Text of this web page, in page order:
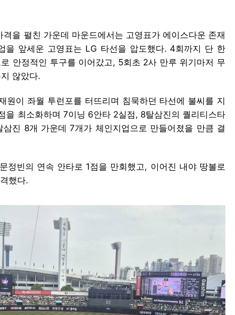
을 펼친 가운데 마운드에서는 고영표가 에이스다운 존재
을 앞세운 고영표는 LG 타선을 압도했다. 4회까지 단 한
안정적인 투구를 이어갔고, 5회초 2사 만루 위기마저 무
않았다.
원이 좌월 투런포를 터뜨리며 침묵하던 타선에 불씨를 지
을 최소화하며 7이닝 6안타 2실점, 8탈삼진의 퀄리티스타
진 8개 가운데 7개가 체인지업으로 만들어졌을 만큼 결
정빈의 연속 안타로 1점을 만회했고, 이어진 내야 땅볼로
했다.